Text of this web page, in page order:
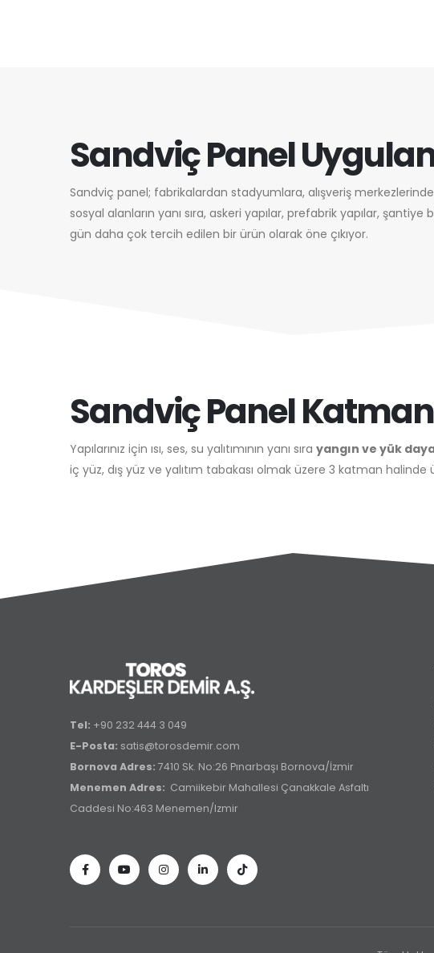
Sandviç Panel
Sandviç panel; fabrikalardan stadyumlara, alışveriş
sosyal alanların yanı sıra, askeri yapılar, prefabrik yapılar,
gün daha çok tercih edilen bir ürün olarak öne çıkıyor.
Sandviç Panel
Yapılarınız için ısı, ses, su yalıtımının yanı sıra yangın ve yük
iç yüz, dış yüz ve yalıtım tabakası olmak üzere 3 katman halinde
Tel: +90 232 444 3 049
E-Posta: satis@torosdemir.com
Bornova Adres: 7410 Sk. No:26 Pınarbaşı Bornova/İzmir
Menemen Adres: Camiikebir Mahallesi Çanakkale Asfaltı
Caddesi No:463 Menemen/Izmir